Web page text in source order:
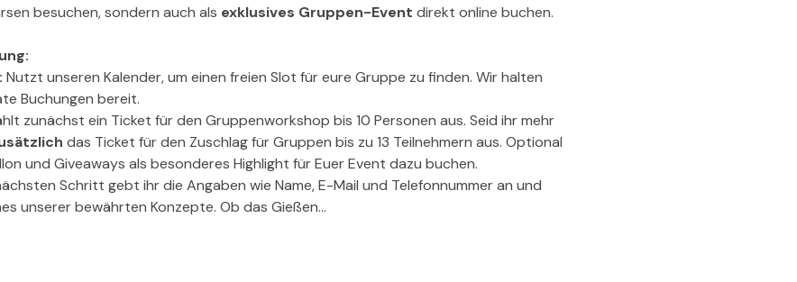
besuchen, sondern auch als exklusives Gruppen-Event direkt online buchen.
Nutzt unseren Kalender, um einen freien Slot für eure Gruppe zu finden. Wir halten
Buchungen bereit.
zunächst ein Ticket für den Gruppenworkshop bis 10 Personen aus. Seid ihr mehr
das Ticket für den Zuschlag für Gruppen bis zu 13 Teilnehmern aus. Optional
und Giveaways als besonderes Highlight für Euer Event dazu buchen.
Schritt gebt ihr die Angaben wie Name, E-Mail und Telefonnummer an und
unserer bewährten Konzepte. Ob das Gießen…